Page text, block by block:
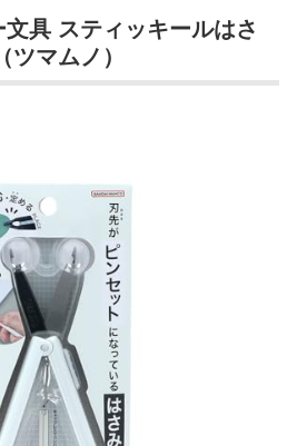
具 スティッキールはさ
マムノ）